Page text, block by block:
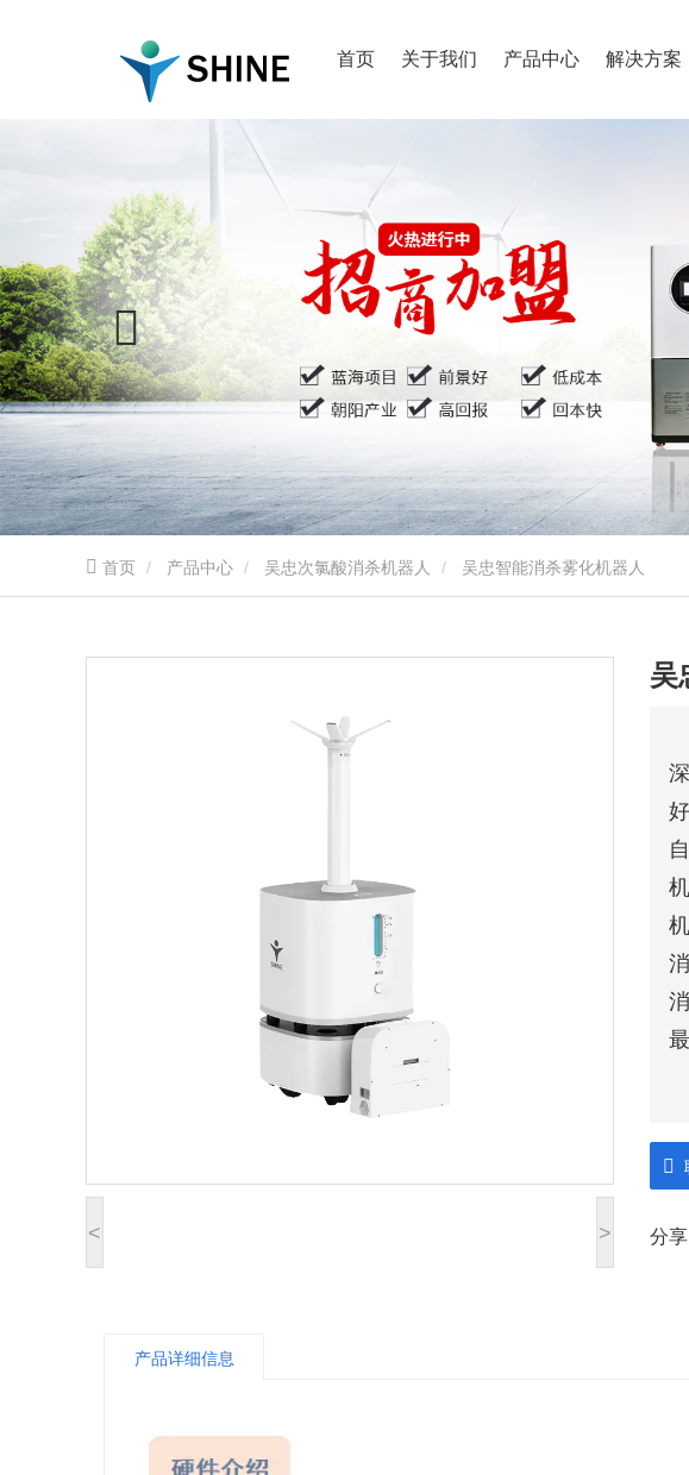
首页 关于我们 产品中心 解决方案
首页 产品中心 吴忠次氯酸消杀机器人 吴忠智能消杀雾化机器人
< >
吴
分
产品详细信息